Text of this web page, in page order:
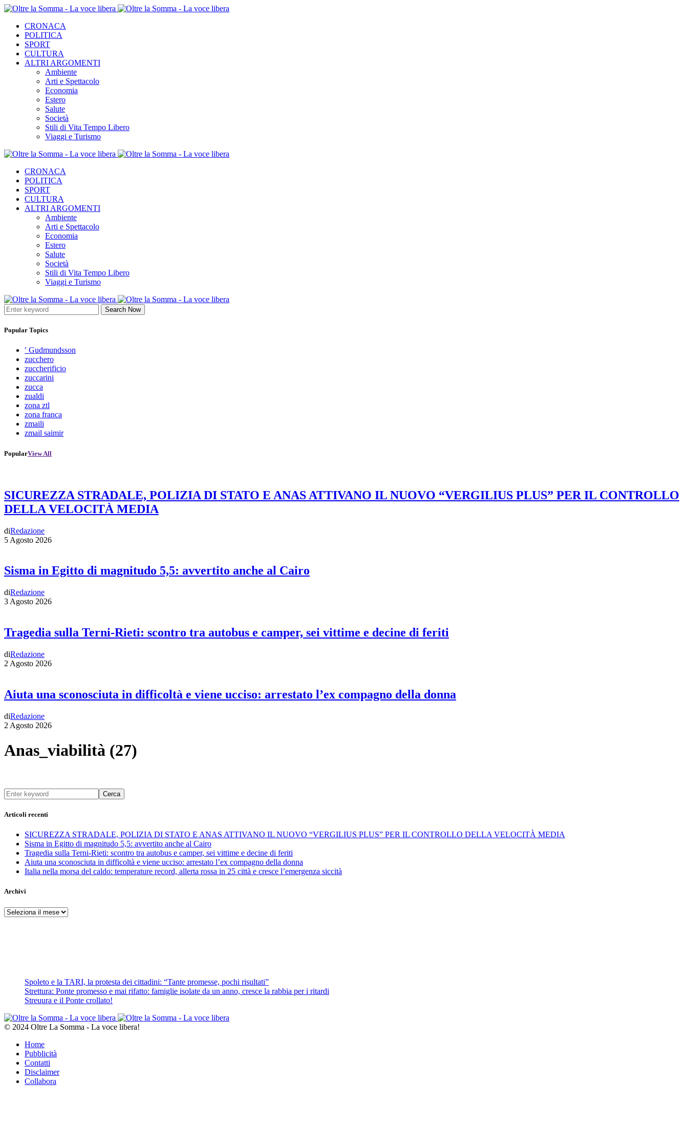
CRONACA
POLITICA
SPORT
CULTURA
ALTRI ARGOMENTI
Ambiente
Arti e Spettacolo
Economia
Estero
Salute
Società
Stili di Vita Tempo Libero
Viaggi e Turismo
CRONACA
POLITICA
SPORT
CULTURA
ALTRI ARGOMENTI
Ambiente
Arti e Spettacolo
Economia
Estero
Salute
Società
Stili di Vita Tempo Libero
Viaggi e Turismo
Search Now
Popular Topics
′ Gudmundsson
zucchero
zuccherificio
zuccarini
zucca
zualdi
zona ztl
zona franca
zmaili
zmail saimir
PopularView All
SICUREZZA STRADALE, POLIZIA DI STATO E ANAS ATTIVANO IL NUOVO “VERGILIUS PLUS” PER IL CONTROLLO
DELLA VELOCITÀ MEDIA
diRedazione
5 Agosto 2026
Sisma in Egitto di magnitudo 5,5: avvertito anche al Cairo
diRedazione
3 Agosto 2026
Tragedia sulla Terni-Rieti: scontro tra autobus e camper, sei vittime e decine di feriti
diRedazione
2 Agosto 2026
Aiuta una sconosciuta in difficoltà e viene ucciso: arrestato l’ex compagno della donna
diRedazione
2 Agosto 2026
Anas_viabilità (27)
Cerca
Articoli recenti
SICUREZZA STRADALE, POLIZIA DI STATO E ANAS ATTIVANO IL NUOVO “VERGILIUS PLUS” PER IL CONTROLLO DELLA VELOCITÀ MEDIA
Sisma in Egitto di magnitudo 5,5: avvertito anche al Cairo
Tragedia sulla Terni-Rieti: scontro tra autobus e camper, sei vittime e decine di feriti
Aiuta una sconosciuta in difficoltà e viene ucciso: arrestato l’ex compagno della donna
Italia nella morsa del caldo: temperature record, allerta rossa in 25 città e cresce l’emergenza siccità
Archivi
Archivi
Spoleto e la TARI, la protesta dei cittadini: “Tante promesse, pochi risultati”
Strettura: Ponte promesso e mai rifatto: famiglie isolate da un anno, cresce la rabbia per i ritardi
Streuura e il Ponte crollato!
© 2024 Oltre La Somma - La voce libera!
Home
Pubblicità
Contatti
Disclaimer
Collabora